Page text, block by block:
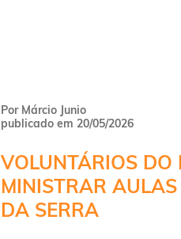
Por Márcio Junio
publicado em 20/05/2026
VOLUNTÁRIOS DO
MINISTRAR
DA SERRA